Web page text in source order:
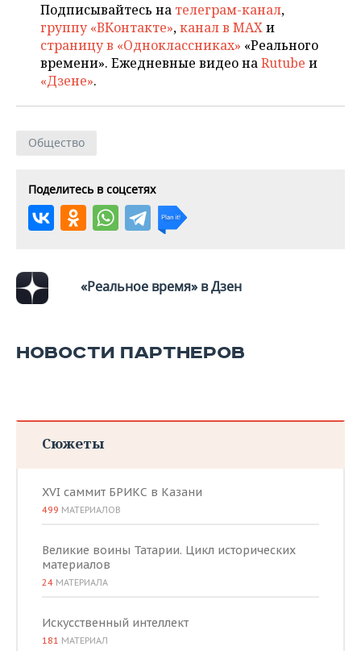
ONLINE-КОНФЕРЕНЦИИ
ОТКРЫТАЯ ЛЕКЦИЯ
ХОККЕЙ
БАСКЕТБОЛ
ВОЛЕЙБОЛ
КИБЕРСПОРТ
ФИГУРНОЕ КАТАНИЕ
ВОДНЫЕ ВИДЫ СПОРТА
ВЛАСТЬ
ИНФРАСТРУКТУРА
ИСТОРИЯ
КУЛЬТУРА
МЕДИЦИНА
ОБРАЗОВАНИЕ
СЮЖЕТЫ
СПРАВОЧНИК
СПИСОК ПЕРСОН
СПИСОК КОМПАНИЙ
ПОЛНАЯ ВЕРСИЯ
Подписывайтесь на телеграм-канал,
группу «ВКонтакте»,канал в MAXи
страницу в «Одноклассниках» «Реального
времени». Ежедневные видео наRutube и
«Дзене».
Общество
Поделитесь в соцсетях
«Реальное время» в Дзен
НОВОСТИ ПАРТНЕРОВ
Сюжеты
XVI саммит БРИКС в Казани
499 МАТЕРИАЛОВ
Великие воины Татарии. Цикл исторических
материалов
24 МАТЕРИАЛА
Искусственный интеллект
181 МАТЕРИАЛ